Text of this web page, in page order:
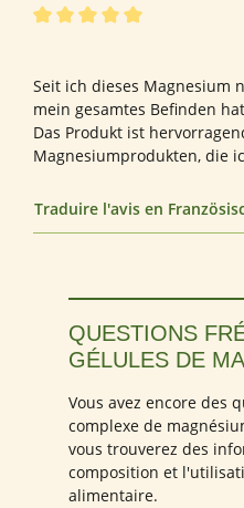
Seit ich dieses Magnesium
mein gesamtes Befinden
Das Produkt ist
Magnesiumprodukten, die
Traduire l'avis en
QUESTIONS
GÉLULES DE
Vous avez encore des
complexe de
vous trouverez des
composition et
alimentaire.